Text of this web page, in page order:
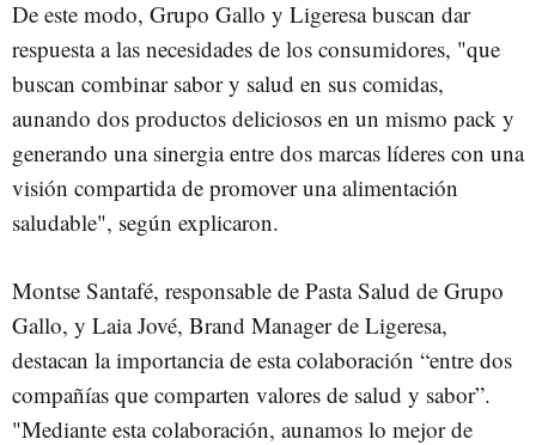
De este modo, Grupo Gallo y Ligeresa buscan dar
respuesta a las necesidades de los consumidores, "que
buscan combinar sabor y salud en sus comidas,
aunando dos productos deliciosos en un mismo pack y
generando una sinergia entre dos marcas líderes con una
visión compartida de promover una alimentación
saludable", según explicaron.
Montse Santafé, responsable de Pasta Salud de Grupo
Gallo, y Laia Jové, Brand Manager de Ligeresa,
destacan la importancia de esta colaboración “entre dos
compañías que comparten valores de salud y sabor”.
"Mediante esta colaboración, aunamos lo mejor de